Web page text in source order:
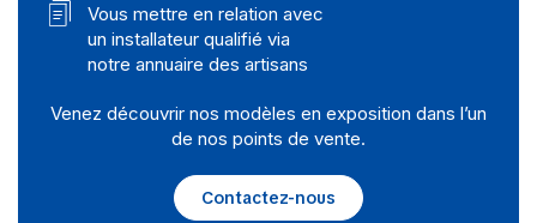
Vous mettre en relation avec
un installateur qualifié via
notre annuaire des artisans
Venez découvrir nos modèles en exposition dans l’un
de nos points de vente.
Contactez-nous